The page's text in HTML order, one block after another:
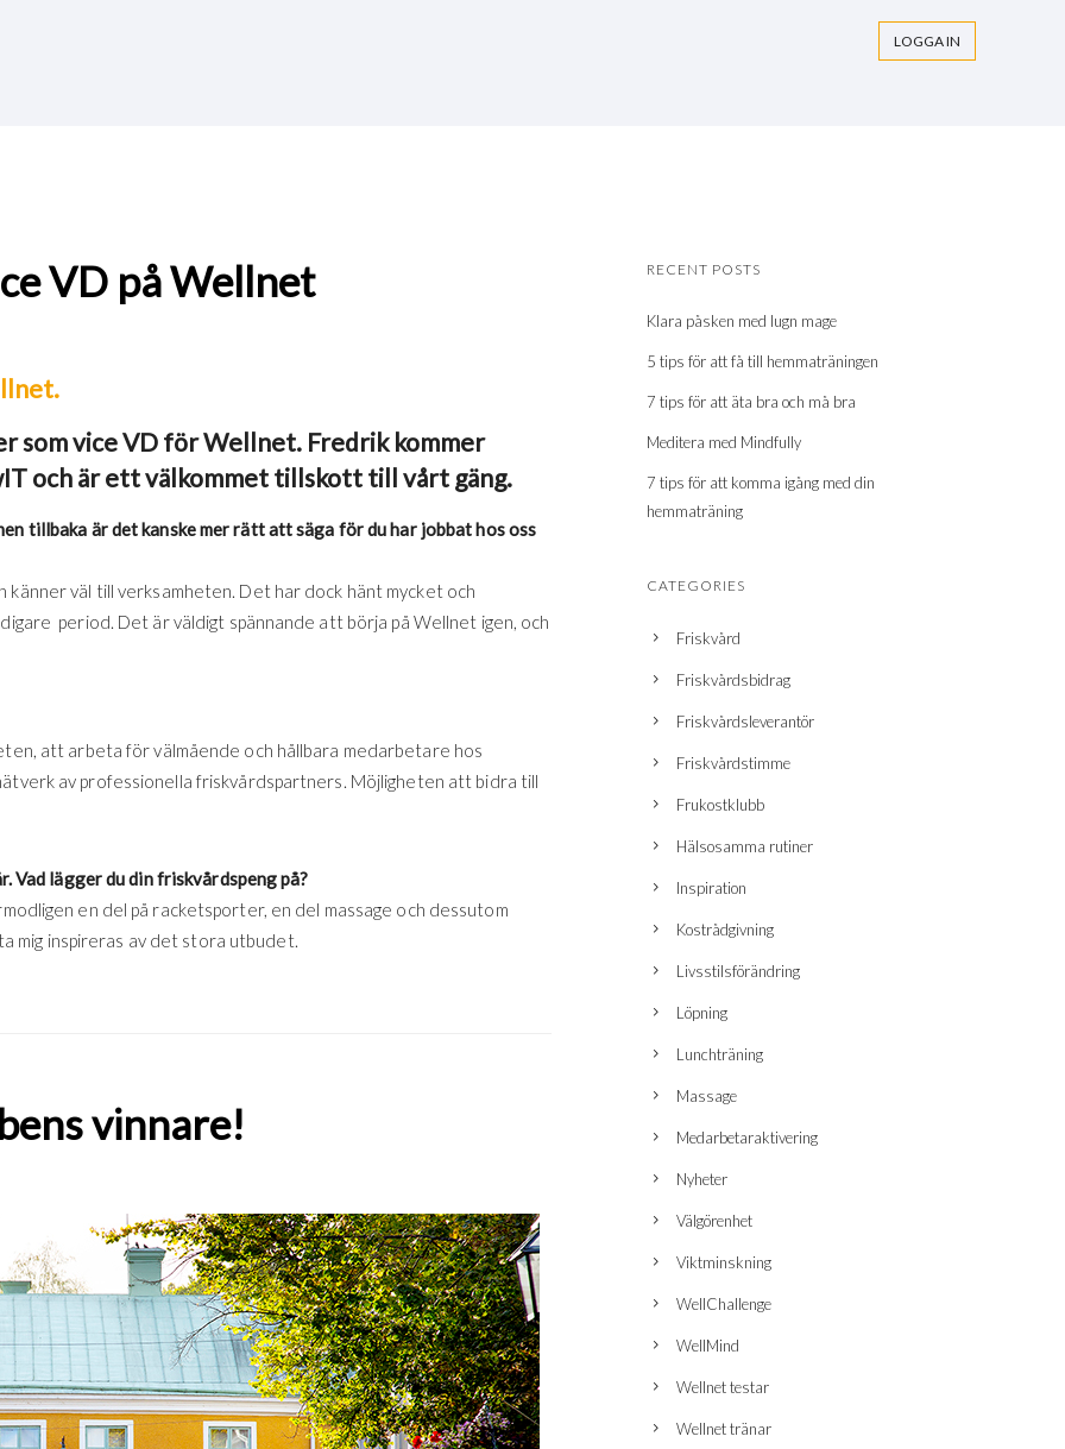
LOGGA IN
VD på Wellnet
som vice VD för Wellnet. Fredrik kommer
och är ett välkommet tillskott till vårt gäng.
tillbaka är det kanske mer rätt att säga för du har jobbat hos oss
känner väl till verksamheten. Det har dock hänt mycket och
period. Det är väldigt spännande att börja på Wellnet igen, och
att arbeta för välmående och hållbara medarbetare hos
av professionella friskvårdspartners. Möjligheten att bidra till
Vad lägger du din friskvårdspeng på?
en del på racketsporter, en del massage och dessutom
mig inspireras av det stora utbudet.
vinnare!
RECENT POSTS
Klara påsken med lugn mage
5 tips för att få till hemmaträningen
7 tips för att äta bra och må bra
Meditera med Mindfully
7 tips för att komma igång med din
hemmaträning
CATEGORIES
Friskvård
Friskvårdsbidrag
Friskvårdsleverantör
Friskvårdstimme
Frukostklubb
Hälsosamma rutiner
Inspiration
Kostrådgivning
Livsstilsförändring
Löpning
Lunchträning
Massage
Medarbetaraktivering
Nyheter
Välgörenhet
Viktminskning
WellChallenge
WellMind
Wellnet testar
Wellnet tränar